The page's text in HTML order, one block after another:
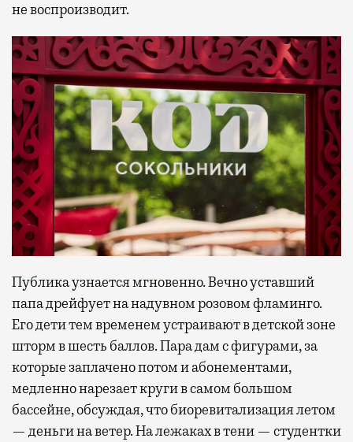
не воспроизводит.
Публика узнается мгновенно. Вечно уставший
папа дрейфует на надувном розовом фламинго.
Его дети тем временем устраивают в детской зоне
шторм в шесть баллов. Пара дам с фигурами, за
которые заплачено потом и абонементами,
медленно нарезает круги в самом большом
бассейне, обсуждая, что биоревитализация летом
— деньги на ветер. На лежаках в тени — студентки